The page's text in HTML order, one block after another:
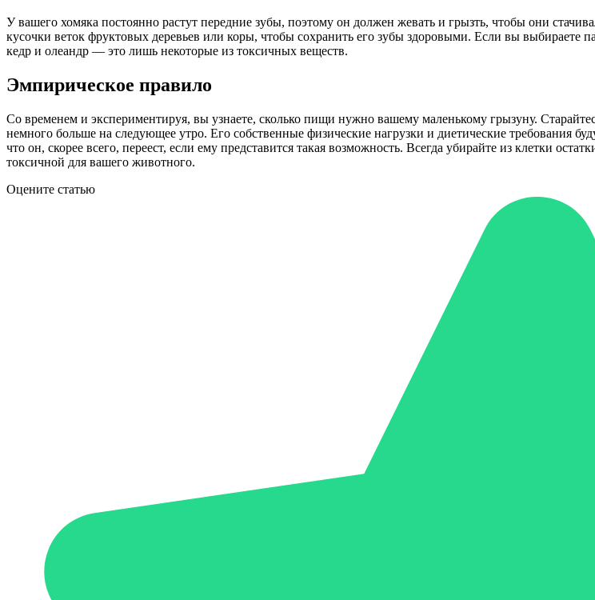
У вашего хомяка постоянно растут передние зубы, поэтому он должен жевать и грызть, чтобы они
кусочки веток фруктовых деревьев или коры, чтобы сохранить его зубы здоровыми. Если вы выбираете
кедр и олеандр — это лишь некоторые из токсичных веществ.
Эмпирическое правило
Со временем и экспериментируя, вы узнаете, сколько пищи нужно вашему маленькому грызуну.
немного больше на следующее утро. Его собственные физические нагрузки и диетические требования
что он, скорее всего, переест, если ему представится такая возможность. Всегда убирайте из клетки
токсичной для вашего животного.
Оцените статью